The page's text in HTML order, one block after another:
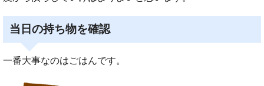
当日の持ち物を確認
一番大事なのはごはんです。